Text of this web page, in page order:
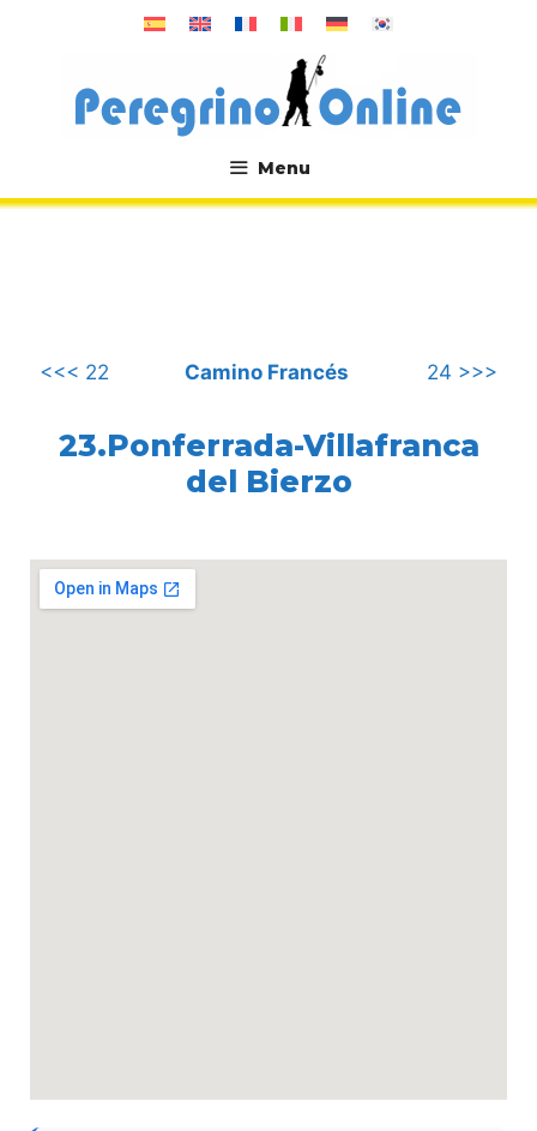
Menu
.
<<< 22 Camino Francés 24 >>>
23.Ponferrada-Villafranca
del Bierzo